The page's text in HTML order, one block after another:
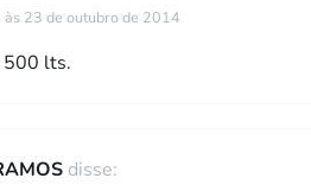
23 de outubro de 2014
500 lts.
disse: